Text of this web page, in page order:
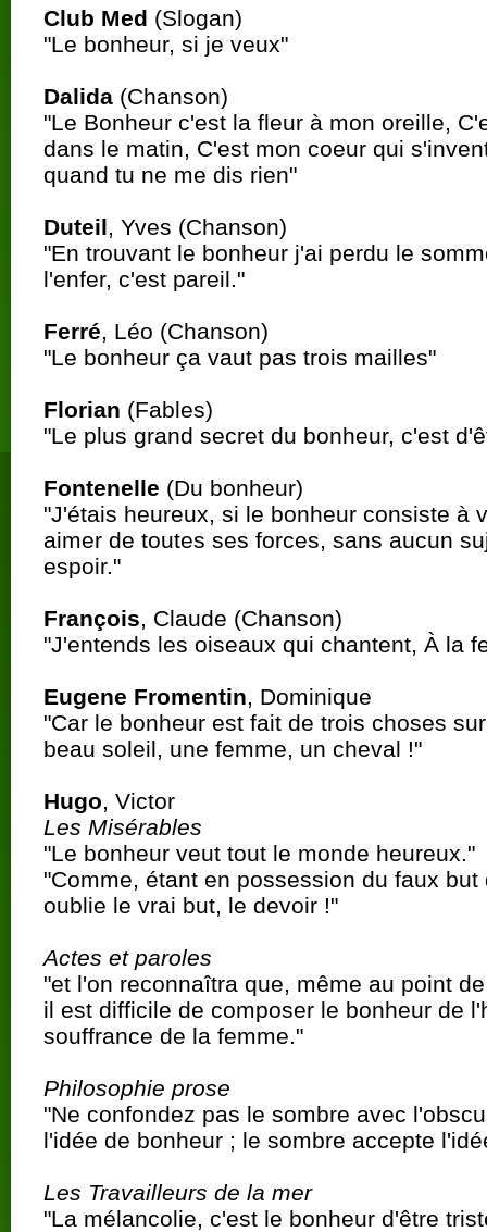
Club Med (Slogan)
"Le bonheur, si je veux"
Dalida (Chanson)
"Le Bonheur c'est la fleur à mon oreille,
dans le matin, C'est mon coeur qui
quand tu ne me dis rien"
Duteil, Yves (Chanson)
"En trouvant le bonheur j'ai perdu le
l'enfer, c'est pareil."
Ferré, Léo (Chanson)
"Le bonheur ça vaut pas trois mailles"
Florian (Fables)
"Le plus grand secret du bonheur, c'est
Fontenelle (Du bonheur)
"J'étais heureux, si le bonheur consiste à
aimer de toutes ses forces, sans aucun
espoir."
François, Claude (Chanson)
"J'entends les oiseaux qui chantent, À la
Eugene Fromentin, Dominique
"Car le bonheur est fait de trois choses
beau soleil, une femme, un cheval !"
Hugo, Victor
Les Misérables
"Le bonheur veut tout le monde heureux."
"Comme, étant en possession du faux
oublie le vrai but, le devoir !"
Actes et paroles
"et l'on reconnaîtra que, même au point
il est difficile de composer le bonheur de
souffrance de la femme."
Philosophie prose
"Ne confondez pas le sombre avec
l'idée de bonheur ; le sombre accepte
Les Travailleurs de la mer
"La mélancolie, c'est le bonheur d'être